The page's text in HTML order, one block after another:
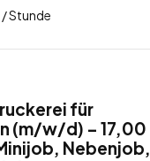
/ Stunde
für
(m/w/d) – 17,00
Nebenjob,